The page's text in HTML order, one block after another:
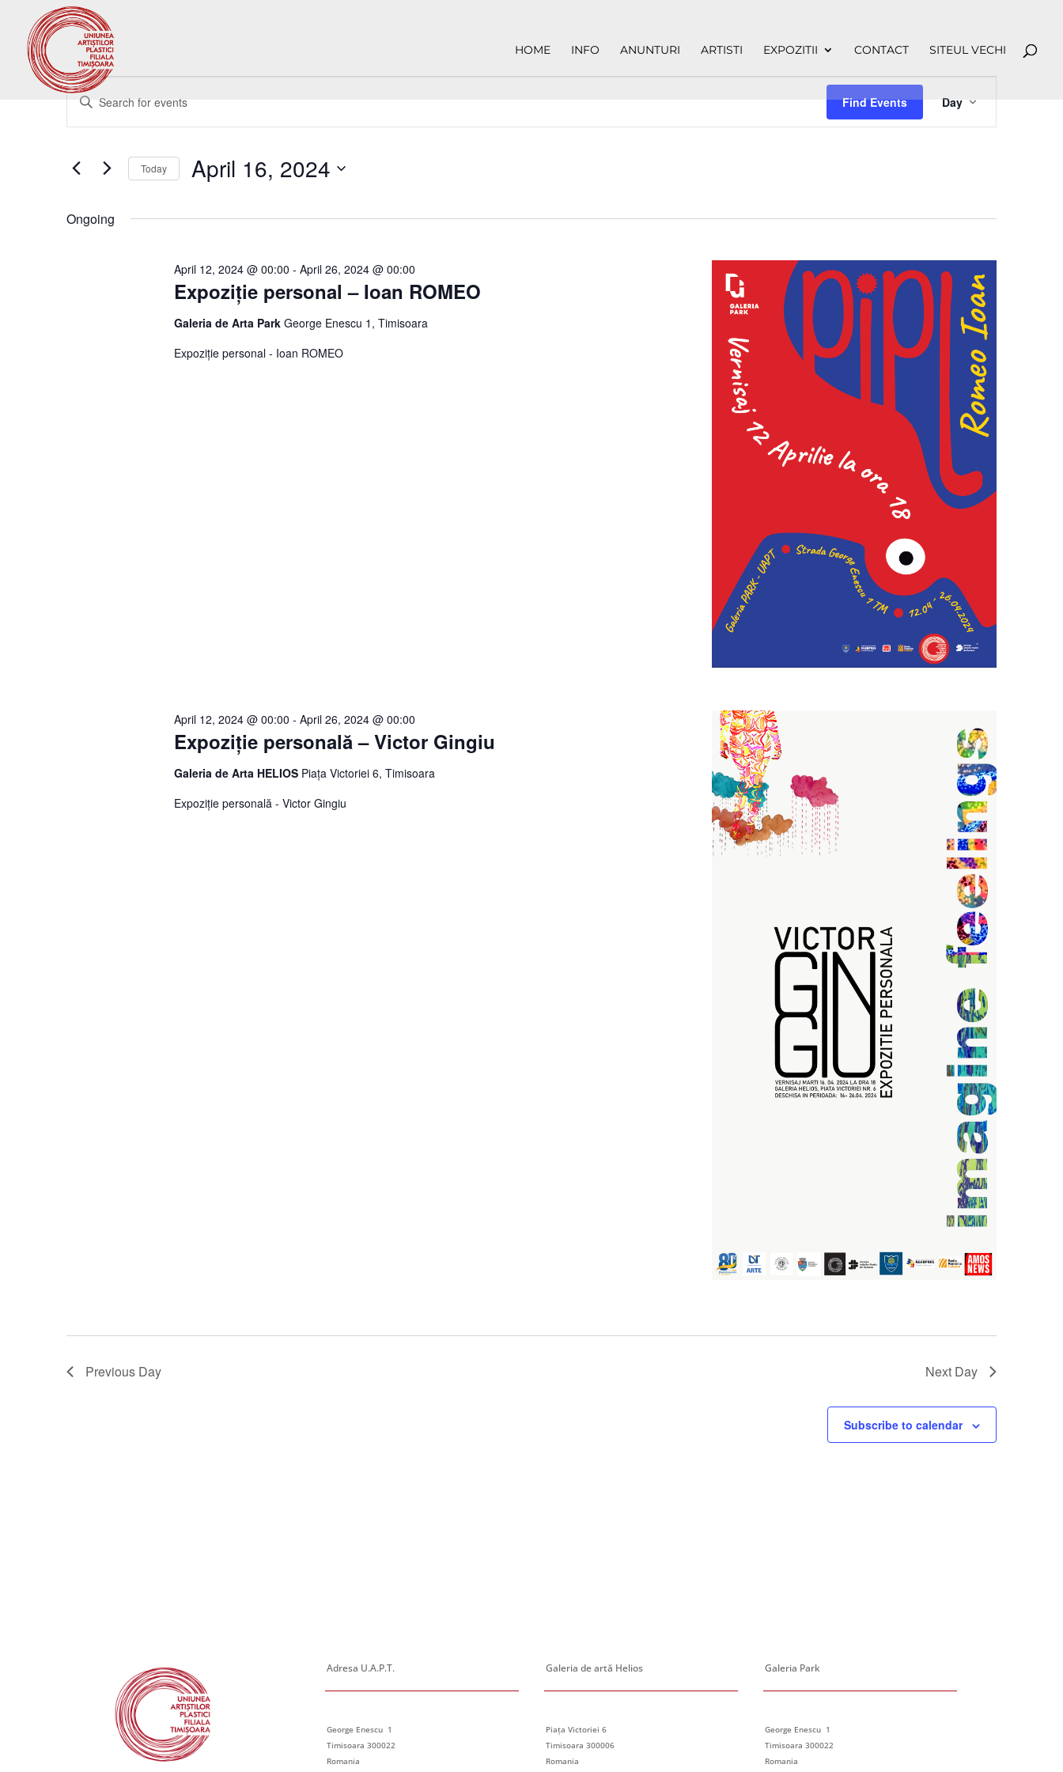
HOME INFO ANUNTURI ARTISTI EXPOZITII CONTACT SITEUL VECHI
Events
for
April
16,
2024
Events
Search
and
Navigation
Enter
Keyword.
Search
Events
Find Events Views
Navigation
Day
Today April 16, 2024
Ongoing
Expoziție personal – Ioan ROMEO
April 12, 2024 @ 00:00 - April 26, 2024 @ 00:00
Galeria de Arta Park George Enescu 1, Timisoara
Expoziție personal - Ioan ROMEO
Expoziție personală – Victor Gingiu
April 12, 2024 @ 00:00 - April 26, 2024 @ 00:00
Galeria de Arta HELIOS Piața Victoriei 6, Timisoara
Expoziție personală - Victor Gingiu
Previous Day Next Day
Subscribe to calendar
Adresa U.A.P.T.
George Enescu 1
Timisoara 300022
Romania
Galeria de artă Helios
Piața Victoriei 6
Timisoara 300006
Romania
Galeria Park
George Enescu 1
Timisoara 300022
Romania